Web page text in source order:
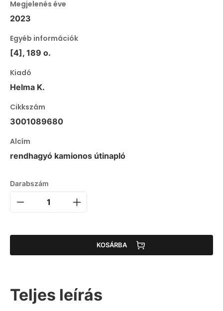
Megjelenés éve
2023
Egyéb információk
[4], 189 o.
Kiadó
Helma K.
Cikkszám
3001089680
Alcím
rendhagyó kamionos útinapló
Darabszám
KOSÁRBA
Teljes leírás